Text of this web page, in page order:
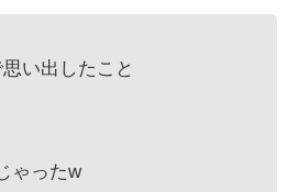
い出したこと
ゃったw